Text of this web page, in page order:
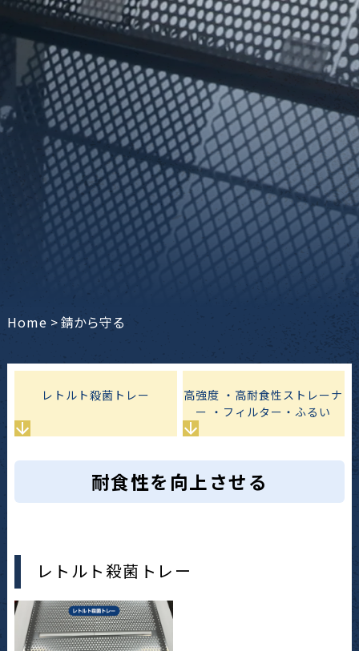
Home >錆から守る
レトルト殺菌トレー
高強度 ・高耐食性ストレーナ
ー ・フィルター・ふるい
耐食性を向上させる
レトルト殺菌トレー